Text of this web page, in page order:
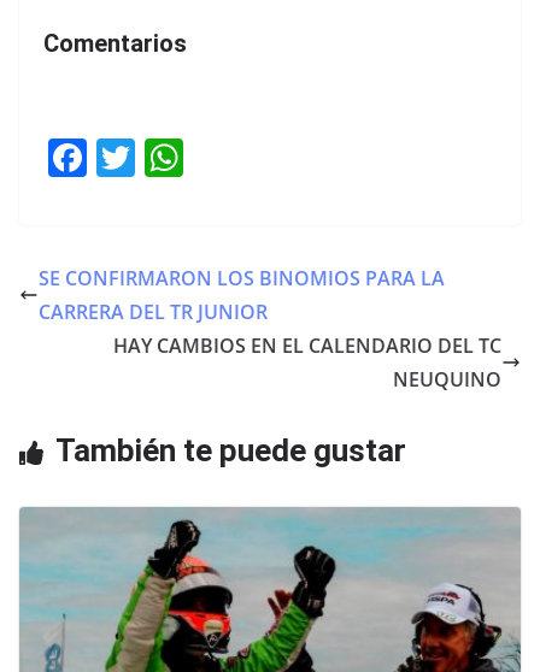
Comentarios
F
e
b
T
er s
A
p
SE CONFIRMARON LOS BINOMIOS PARA LA
CARRERA DEL TR JUNIOR
HAY CAMBIOS EN EL CALENDARIO DEL TC
NEUQUINO
También te puede gustar